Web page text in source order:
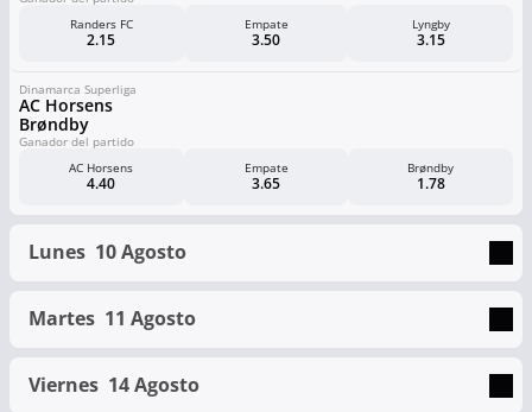
Randers FC
2.15
Empate
3.50
Lyngby
3.15
Dinamarca Superliga
AC Horsens
Brøndby
Ganador del partido
AC Horsens
4.40
Empate
3.65
Brøndby
1.78
Lunes 10 Agosto
Martes 11 Agosto
Viernes 14 Agosto